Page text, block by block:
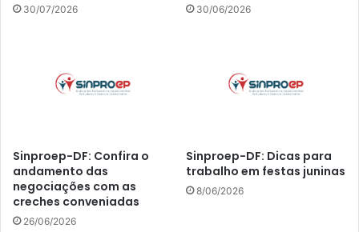
30/07/2026 30/06/2026
Sinproep-DF: Confira o
andamento das
negociações com as
creches conveniadas
26/06/2026
Sinproep-DF: Dicas para
trabalho em festas juninas
8/06/2026